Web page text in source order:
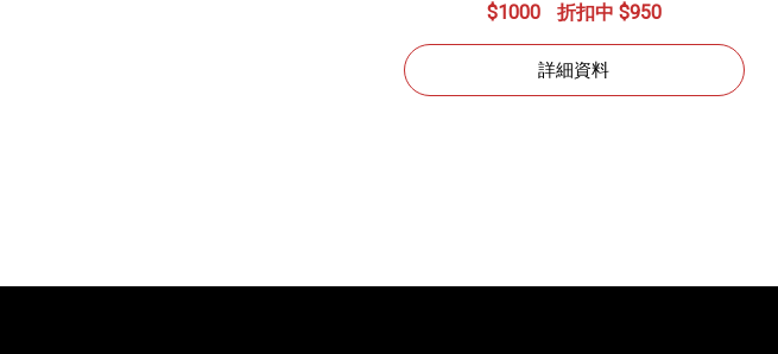
$1000 折扣中 $950
詳細資料